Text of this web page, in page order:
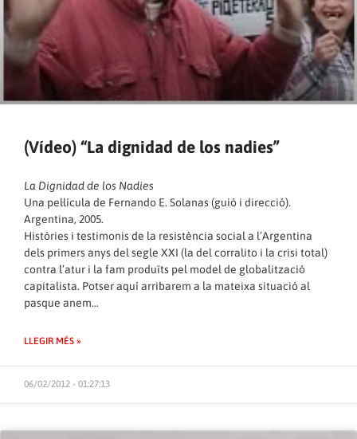
(Vídeo) “La dignidad de los nadies”
La Dignidad de los Nadies
Una pel·lícula de Fernando E. Solanas (guió i direcció).
Argentina, 2005.
Històries i testimonis de la resistència social a l’Argentina
dels primers anys del segle XXI (la del corralito i la crisi total)
contra l’atur i la fam produïts pel model de globalització
capitalista. Potser aquí arribarem a la mateixa situació al
pasque anem…
LLEGIR MÉS »
06/02/2012 - 01:27:13